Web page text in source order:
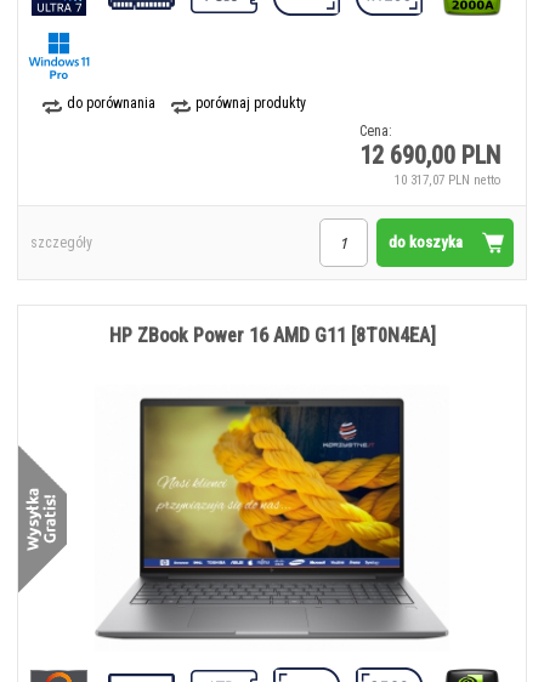
do porównania
porównaj produkty
Cena:
12 690,00 PLN
10 317,07 PLN netto
do koszyka
szczegóły
HP ZBook Power 16 AMD G11 [8T0N4EA]